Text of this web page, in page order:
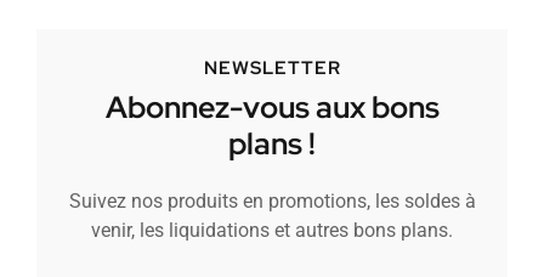
NEWSLETTER
Abonnez-vous aux bons
plans !
Suivez nos produits en promotions, les soldes à
venir, les liquidations et autres bons plans.